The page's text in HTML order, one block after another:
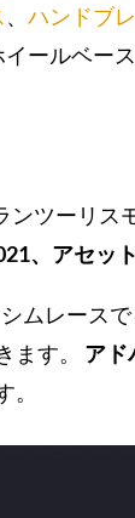
、 ハンドブ
ールベー
ンツーリス
、アセッ
シムレースで
ます。 アド